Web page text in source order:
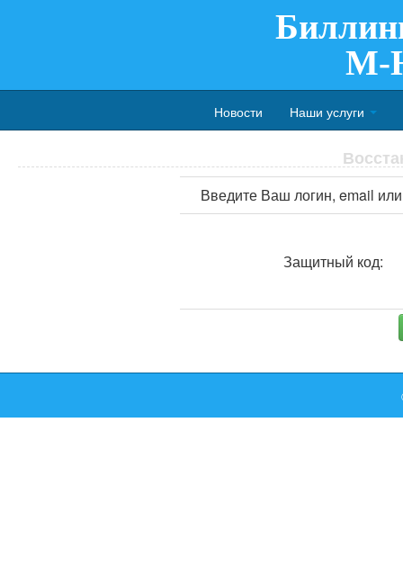
M-
Новости Наши услуги
Введите Ваш логин, email
Защитный код: